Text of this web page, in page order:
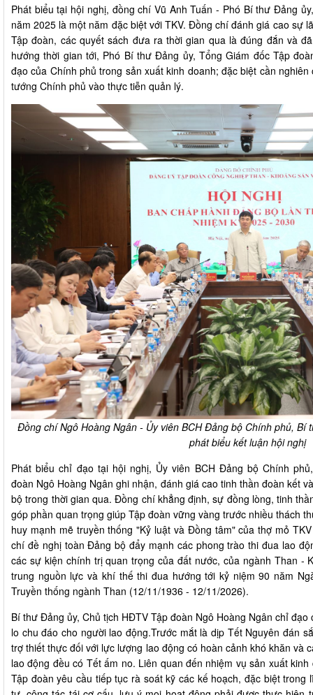
Phát biểu tại hội nghị, đồng chí Vũ Anh Tuấn - Phó Bí thư Đảng
năm 2025 là một năm đặc biệt với TKV. Đồng chí đánh giá cao sự
Tập đoàn, các quyết sách đưa ra thời gian qua là đúng đắn và
hướng thời gian tới, Phó Bí thư Đảng ủy, Tổng Giám đốc Tập
đạo của Chính phủ trong sản xuất kinh doanh; đặc biệt cần
tướng Chính phủ vào thực tiễn quản lý.
Đồng chí Ngô Hoàng Ngân - Ủy viên BCH Đảng bộ Chính phủ, Bí
phát biểu kết luận hội nghị
Phát biểu chỉ đạo tại hội nghị, Ủy viên BCH Đảng bộ Chính
đoàn Ngô Hoàng Ngân ghi nhận, đánh giá cao tinh thần đoàn kết
bộ trong thời gian qua. Đồng chí khẳng định, sự đồng lòng, tinh
góp phần quan trọng giúp Tập đoàn vững vàng trước nhiều thách
huy mạnh mẽ truyền thống "Kỷ luật và Đồng tâm" của thợ mỏ
chí đề nghị toàn Đảng bộ đẩy mạnh các phong trào thi đua lao
các sự kiện chính trị quan trọng của đất nước, của ngành Than -
trung nguồn lực và khí thế thi đua hướng tới kỷ niệm 90 năm
Truyền thống ngành Than (12/11/1936 - 12/11/2026).
Bí thư Đảng ủy, Chủ tịch HĐTV Tập đoàn Ngô Hoàng Ngân chỉ
lo chu đáo cho người lao động.Trước mắt là dịp Tết Nguyên đán
trợ thiết thực đối với lực lượng lao động có hoàn cảnh khó khăn và
lao động đều có Tết ấm no. Liên quan đến nhiệm vụ sản xuất
Tập đoàn yêu cầu tiếp tục rà soát kỹ các kế hoạch, đặc biệt